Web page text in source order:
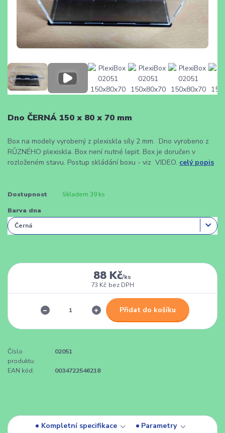
Dno ČERNÁ 150 x 80 x 70 mm
Box na modely vyrobený z plexiskla síly 2 mm. Dno vyrobeno z
RŮZNÉHO plexiskla. Box není nutné lepit. Box je doručen v
rozloženém stavu. Postup skládání boxu - viz VIDEO. celý popis
Dostupnost Skladem 39 ks
Barva dna
88 Kč/ks
73 Kč bez DPH
Přidat do košíku
Číslo
produktu:
02051
EAN kód: 0034722546218
Kompletní specifikace
Parametry